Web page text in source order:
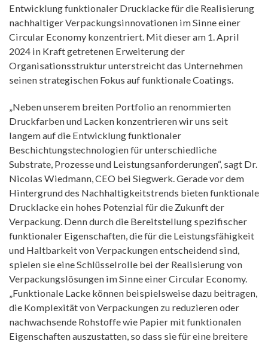
Entwicklung funktionaler Drucklacke für die Realisierung
nachhaltiger Verpackungsinnovationen im Sinne einer
Circular Economy konzentriert. Mit dieser am 1. April
2024 in Kraft getretenen Erweiterung der
Organisationsstruktur unterstreicht das Unternehmen
seinen strategischen Fokus auf funktionale Coatings.
„Neben unserem breiten Portfolio an renommierten
Druckfarben und Lacken konzentrieren wir uns seit
langem auf die Entwicklung funktionaler
Beschichtungstechnologien für unterschiedliche
Substrate, Prozesse und Leistungsanforderungen“, sagt Dr.
Nicolas Wiedmann, CEO bei Siegwerk. Gerade vor dem
Hintergrund des Nachhaltigkeitstrends bieten funktionale
Drucklacke ein hohes Potenzial für die Zukunft der
Verpackung. Denn durch die Bereitstellung spezifischer
funktionaler Eigenschaften, die für die Leistungsfähigkeit
und Haltbarkeit von Verpackungen entscheidend sind,
spielen sie eine Schlüsselrolle bei der Realisierung von
Verpackungslösungen im Sinne einer Circular Economy.
„Funktionale Lacke können beispielsweise dazu beitragen,
die Komplexität von Verpackungen zu reduzieren oder
nachwachsende Rohstoffe wie Papier mit funktionalen
Eigenschaften auszustatten, so dass sie für eine breitere